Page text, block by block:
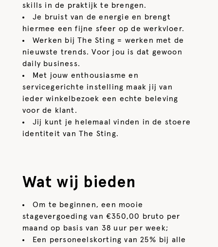
skills in de praktijk te brengen.
Je bruist van de energie en brengt
hiermee een fijne sfeer op de werkvloer.
Werken bij The Sting = werken met de
nieuwste trends. Voor jou is dat gewoon
daily business.
Met jouw enthousiasme en
servicegerichte instelling maak jij van
ieder winkelbezoek een echte beleving
voor de klant.
Jij kunt je helemaal vinden in de stoere
identiteit van The Sting.
Wat wij bieden
Om te beginnen, een mooie
stagevergoeding van €350,00 bruto per
maand op basis van 38 uur per week;
Een personeelskorting van 25% bij alle